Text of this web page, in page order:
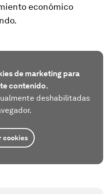
económico
de marketing para
contenido.
deshabilitadas
cookies